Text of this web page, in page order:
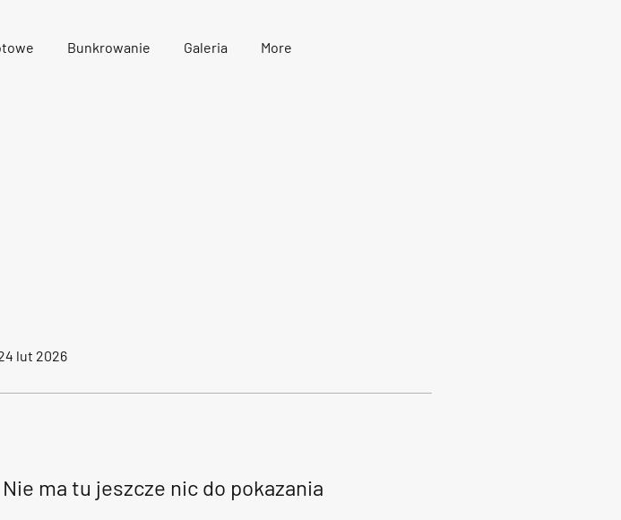
Bunkrowanie Galeria More
lut 2026
Nie ma tu jeszcze nic do pokazania